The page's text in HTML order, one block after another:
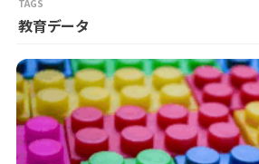
教育データ